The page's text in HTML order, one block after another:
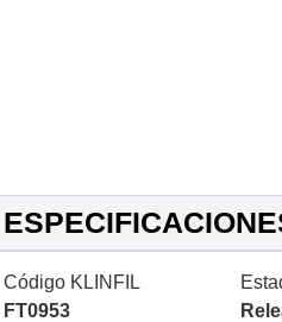
Código KLINFIL
FT0953